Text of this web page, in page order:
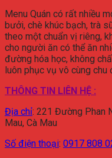
Menu Quán có rất nhiều
bưởi, chè khúc bạch, trà
theo một chuẩn vị riêng,
cho người ăn có thể ăn
đường hóa học, không
luôn phục vụ vô cùng chu
THÔNG TIN LIÊN HỆ :
Địa chỉ: 221 Đường Phan
Mau, Cà Mau
Số điện thoại: 0917 808